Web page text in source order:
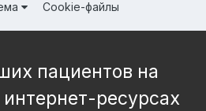
Cookie-файлы
пациентов на
ресурсах